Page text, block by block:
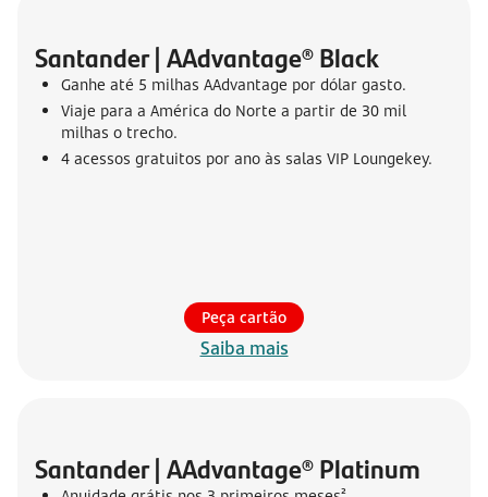
Santander | AAdvantage® Black
Ganhe até 5 milhas AAdvantage por dólar gasto.
Viaje para a América do Norte a partir de 30 mil
milhas o trecho.
4 acessos gratuitos por ano às salas VIP Loungekey.
Peça cartão
Saiba mais
Santander | AAdvantage® Platinum